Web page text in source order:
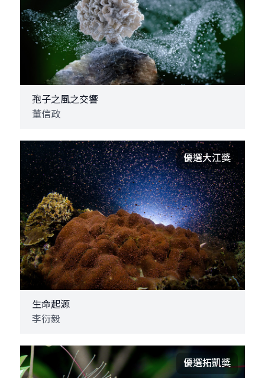
孢子之風之交響
董信政
優選大江獎
生命起源
李衍毅
優選拓凱獎